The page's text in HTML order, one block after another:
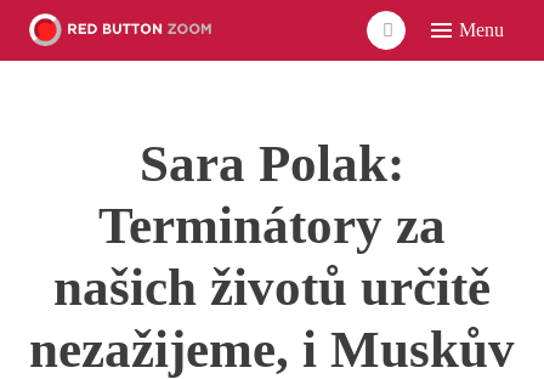
Menu
SÍŤ
Sara Polak:
Terminátory za
našich životů určitě
nezažijeme, i Muskův